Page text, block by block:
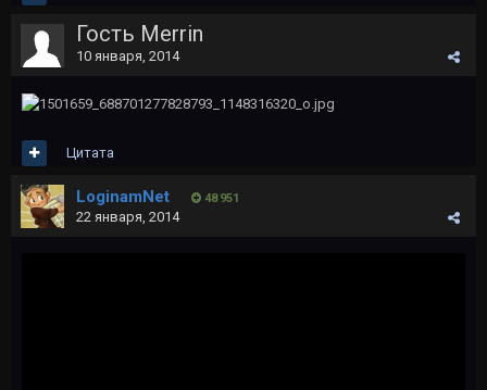
Гость Merrin
10 января, 2014
Цитата
LoginamNet 48 951
22 января, 2014